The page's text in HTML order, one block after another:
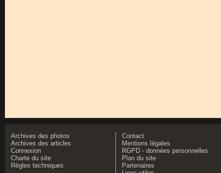
Archives des photos
Archives des articles
Connexion
Charte du site
Règles techniques
Contact
Mentions légales
RGPD - données personnelles
Plan du site
Partenaires